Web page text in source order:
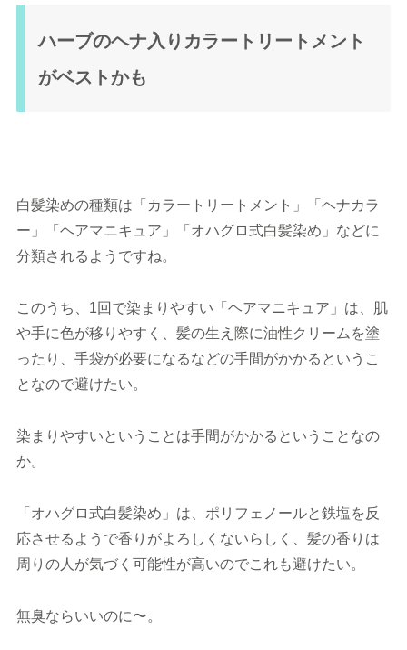
ハーブのヘナ入りカラートリートメント
がベストかも
白髪染めの種類は「カラートリートメント」「ヘナカラ
ー」「ヘアマニキュア」「オハグロ式白髪染め」などに
分類されるようですね。
このうち、1回で染まりやすい「ヘアマニキュア」は、肌
や手に色が移りやすく、髪の生え際に油性クリームを塗
ったり、手袋が必要になるなどの手間がかかるというこ
となので避けたい。
染まりやすいということは手間がかかるということなの
か。
「オハグロ式白髪染め」は、ポリフェノールと鉄塩を反
応させるようで香りがよろしくないらしく、髪の香りは
周りの人が気づく可能性が高いのでこれも避けたい。
無臭ならいいのに〜。